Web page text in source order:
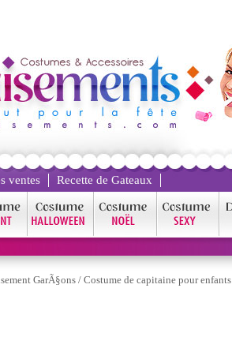
ventes Recette de Gateaux
GarÃ§ons/ Costume de capitaine pour enfants